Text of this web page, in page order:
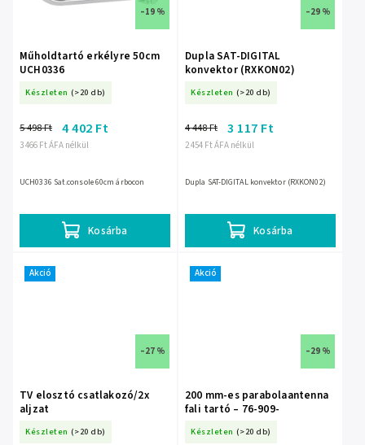
–19 %
Műholdtartó erkélyre 50cm
UCH0336
Készleten (>20 db)
3 466 Ft ÁFA nélkül
5 498 Ft 4 402 Ft
Kosárba
UCH0336 Sat.console 60cm árbocon
–29 %
Dupla SAT-DIGITAL
konvektor (RXKON02)
Készleten (>20 db)
2 454 Ft ÁFA nélkül
4 448 Ft 3 117 Ft
Kosárba
Dupla SAT-DIGITAL konvektor (RXKON02)
Akció
–27 %
TV elosztó csatlakozó/2x
aljzat
Készleten (>20 db)
Akció
–29 %
200 mm-es parabolaantenna
fali tartó – 76-909-
Készleten (>20 db)